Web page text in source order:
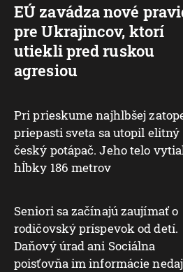
EÚ zavádza nové
pre Ukrajincov, ktorí
utiekli pred ruskou
agresiou
Pri prieskume najhlbšej
priepasti sveta sa utopil elitný
český potápač. Jeho telo
hĺbky 186 metrov
Seniori sa začínajú zaujímať o
rodičovský príspevok od detí.
Daňový úrad ani Sociálna
poisťovňa im informácie